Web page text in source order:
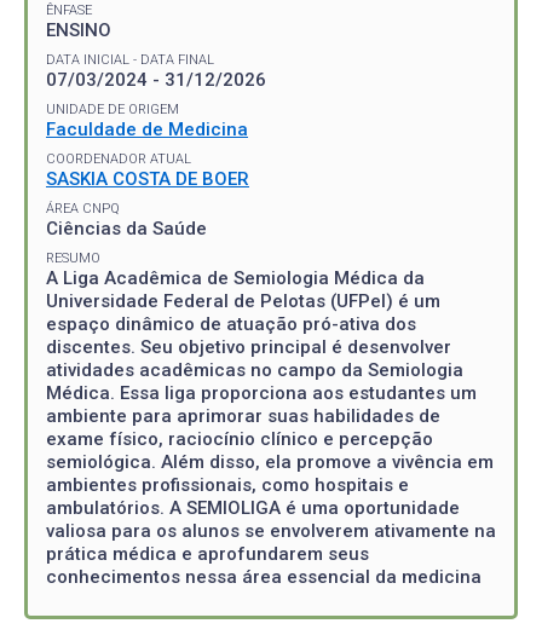
ÊNFASE
ENSINO
DATA INICIAL - DATA FINAL
07/03/2024 - 31/12/2026
UNIDADE DE ORIGEM
Faculdade de Medicina
COORDENADOR ATUAL
SASKIA COSTA DE BOER
ÁREA CNPQ
Ciências da Saúde
RESUMO
A Liga Acadêmica de Semiologia Médica da
Universidade Federal de Pelotas (UFPel) é um
espaço dinâmico de atuação pró-ativa dos
discentes. Seu objetivo principal é desenvolver
atividades acadêmicas no campo da Semiologia
Médica. Essa liga proporciona aos estudantes um
ambiente para aprimorar suas habilidades de
exame físico, raciocínio clínico e percepção
semiológica. Além disso, ela promove a vivência em
ambientes profissionais, como hospitais e
ambulatórios. A SEMIOLIGA é uma oportunidade
valiosa para os alunos se envolverem ativamente na
prática médica e aprofundarem seus
conhecimentos nessa área essencial da medicina